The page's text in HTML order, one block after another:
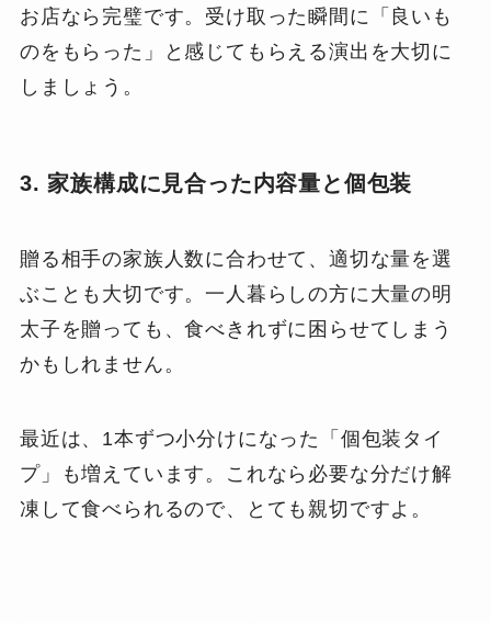
お店なら完璧です。受け取った瞬間に「良いも
のをもらった」と感じてもらえる演出を大切に
しましょう。
3. 家族構成に見合った内容量と個包装
贈る相手の家族人数に合わせて、適切な量を選
ぶことも大切です。一人暮らしの方に大量の明
太子を贈っても、食べきれずに困らせてしまう
かもしれません。
最近は、1本ずつ小分けになった「個包装タイ
プ」も増えています。これなら必要な分だけ解
凍して食べられるので、とても親切ですよ。